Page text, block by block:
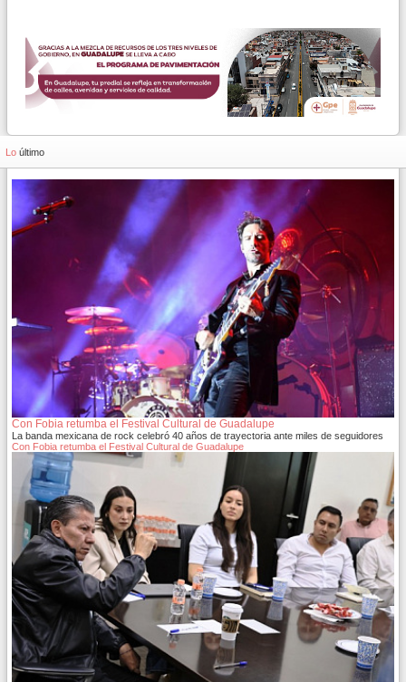
Lo último
Con Fobia retumba el Festival Cultural de Guadalupe
La banda mexicana de rock celebró 40 años de trayectoria ante miles de seguidores
Con Fobia retumba el Festival Cultural de Guadalupe